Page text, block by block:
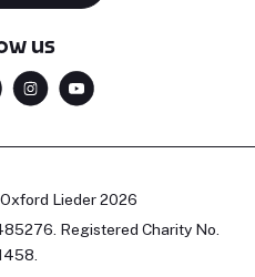
us
Lieder 2026
Registered Charity No.